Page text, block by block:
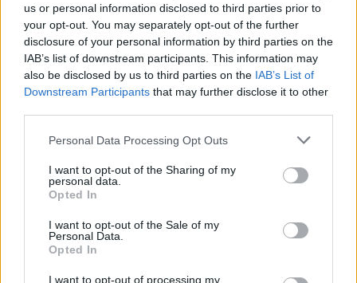
us or personal information disclosed to third parties prior to
your opt-out. You may separately opt-out of the further
disclosure of your personal information by third parties on the
IAB’s list of downstream participants. This information may
also be disclosed by us to third parties on the IAB’s List of
Downstream Participants that may further disclose it to other
Personal Data Processing Opt Outs
I want to opt-out of the Sharing of my
personal data.
Opted In
I want to opt-out of the Sale of my
Personal Data.
Opted In
I want to opt-out of processing my
Esim for Global|Esim for Europe|
Esim for Caribbean